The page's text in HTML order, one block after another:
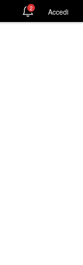
2 Accedi